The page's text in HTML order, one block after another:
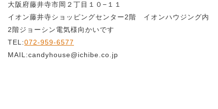
大阪府藤井寺市岡２丁目１０−１１
イオン藤井寺ショッピングセンター2階 イオンハウジング内
2階ジョーシン電気様向かいです
TEL:072-959-6577
MAIL:candyhouse@ichibe.co.jp